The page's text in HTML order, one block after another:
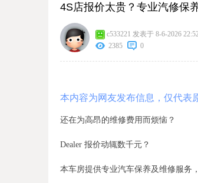
4S店报价太贵？专业汽修保
c533221 发表于 8-6-2026
2385
0
本内容为网友发布信息，仅代表
还在为高昂的维修费用而烦恼？
Dealer 报价动辄数千元？
本车房提供专业汽车保养及维修服务，